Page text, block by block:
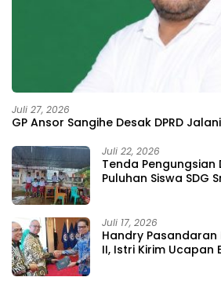
Juli 27, 2026
GP Ansor Sangihe Desak DPRD
Juli 22, 2026
Tenda Pengungsian
Puluhan Siswa SDG
Juli 17, 2026
Handry Pasandaran
II, Istri Kirim Ucapan